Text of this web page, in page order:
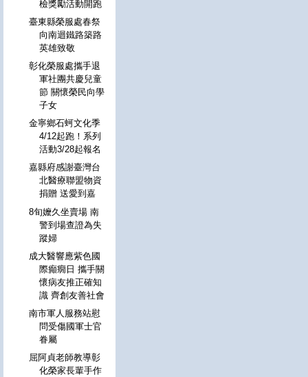
檢獎勵活動開跑
臺東縣榮服處春祭
向南迴鐵路築路
英雄致敬
彰化榮服處攜手退
軍社團共慶兒童
節 關懷榮民向學
子女
金寧鄉石蚵文化季
4/12起跑！系列
活動3/28起報名
嘉縣府感謝臺灣台
北醫療聯盟物資
捐贈 送愛到嘉
8旬嬤久坐賣場 南
警到場查證為失
蹤婦
成大醫響應紫色國
際癲癇日 攜手關
懷病友推正確知
識 齊創友善社會
南市軍人服務站慰
問受傷國軍士官
眷屬
屈阿貞老師教導彰
化榮家長輩手作